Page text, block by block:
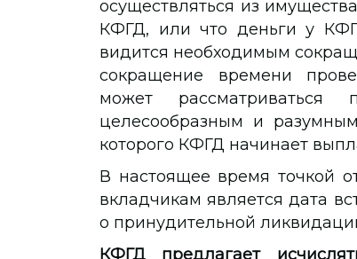
осуществляться из
КФГД, или что деньги у
видится необходимым
сокращение времени
может
целесообразным и
которого КФГД начинает
В настоящее время точкой
вкладчикам является дата
о принудительной
КФГД предлагает